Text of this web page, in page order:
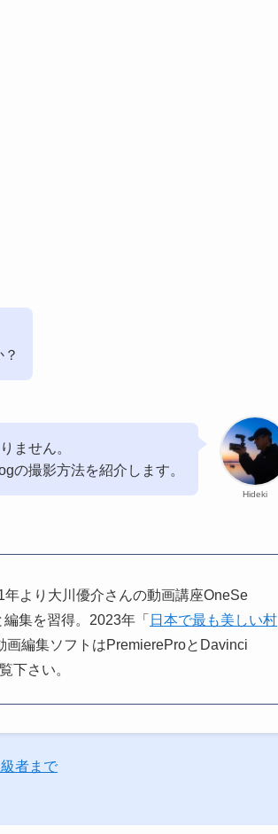
Hideki
ません。
の撮影方法を紹介します。
より大川優介さんの動画講座OneSe
集を習得。2023年「 日本で最も美しい村
画編集ソフトはPremiereProとDavinci
下さい。
者まで